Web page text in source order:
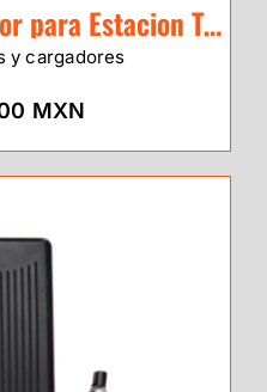
Cargador + Eliminador para Estacion Total eSurvey E3
y cargadores
MXN